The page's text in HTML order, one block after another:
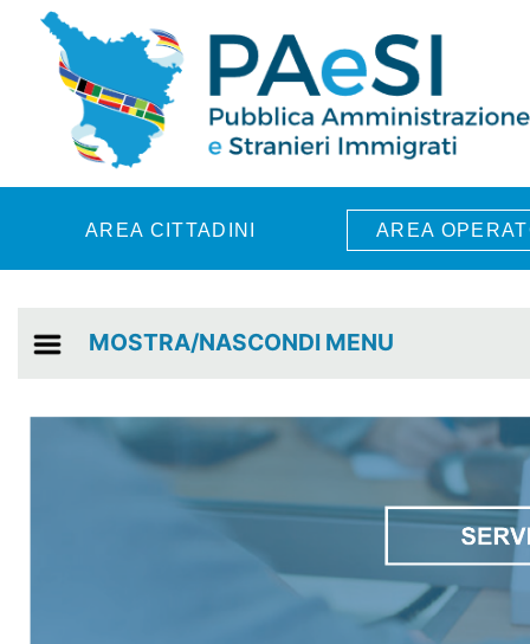
Skip to main content
AREA CITTADINI AREA
MOSTRA/NASCONDI MENU